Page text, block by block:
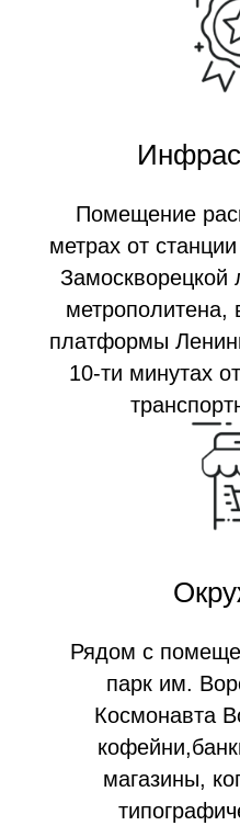
Помещение
метрах от
Замоскворецкой
метрополитена,
платформы
10-ти минутах
Рядом с
парк им.
Космонавта
магазины,